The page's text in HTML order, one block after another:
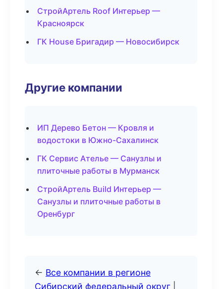
СтройАртель Roof Интерьер —
Красноярск
ГК House Бригадир — Новосибирск
Другие компании
ИП Дерево Бетон — Кровля и
водостоки в Южно-Сахалинск
ГК Сервис Ателье — Санузлы и
плиточные работы в Мурманск
СтройАртель Build Интерьер —
Санузлы и плиточные работы в
Оренбург
← Все компании в регионе
Сибирский федеральный округ